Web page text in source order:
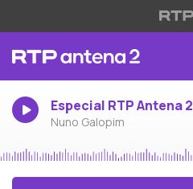
Especial RTP Antena 2
Nuno Galopim